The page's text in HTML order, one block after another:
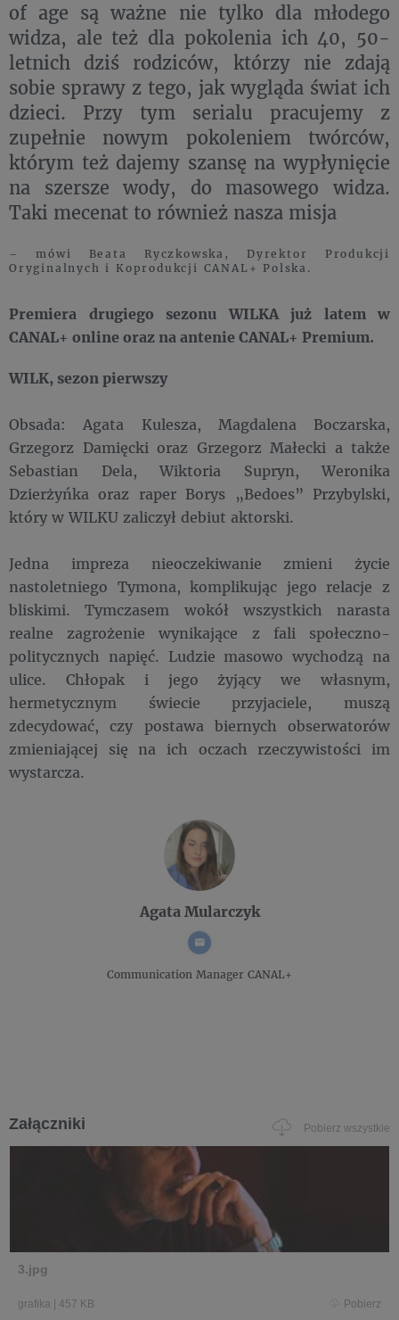
of age są ważne nie tylko dla młodego
widza, ale też dla pokolenia ich 40, 50-
letnich dziś rodziców, którzy nie zdają
sobie sprawy z tego, jak wygląda świat ich
dzieci. Przy tym serialu pracujemy z
zupełnie nowym pokoleniem twórców,
którym też dajemy szansę na wypłynięcie
na szersze wody, do masowego widza.
Taki mecenat to również nasza misja
– mówi Beata Ryczkowska, Dyrektor Produkcji
Oryginalnych i Koprodukcji CANAL+ Polska.
Premiera drugiego sezonu WILKA już latem w
CANAL+ online oraz na antenie CANAL+ Premium.
WILK, sezon pierwszy
Obsada: Agata Kulesza, Magdalena Boczarska,
Grzegorz Damięcki oraz Grzegorz Małecki a także
Sebastian Dela, Wiktoria Supryn, Weronika
Dzierżyńka oraz raper Borys „Bedoes” Przybylski,
który w WILKU zaliczył debiut aktorski.
Jedna impreza nieoczekiwanie zmieni życie
nastoletniego Tymona, komplikując jego relacje z
bliskimi. Tymczasem wokół wszystkich narasta
realne zagrożenie wynikające z fali społeczno-
politycznych napięć. Ludzie masowo wychodzą na
ulice. Chłopak i jego żyjący we własnym,
hermetycznym świecie przyjaciele, muszą
zdecydować, czy postawa biernych obserwatorów
zmieniającej się na ich oczach rzeczywistości im
wystarcza.
Agata Mularczyk
Communication Manager CANAL+
Załączniki Pobierz wszystkie
3.jpg
grafika 457 KB Pobierz